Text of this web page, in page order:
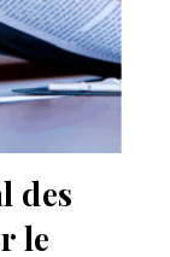
des
le